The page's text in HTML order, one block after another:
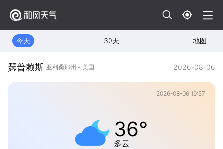
今天 30天 地图
瑟普赖斯 亚利桑那州 - 美国 2026-08-06
2026-08-06 19:57
36°
多云